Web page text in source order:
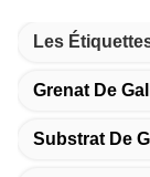
Les
Grenat De
Substrat De